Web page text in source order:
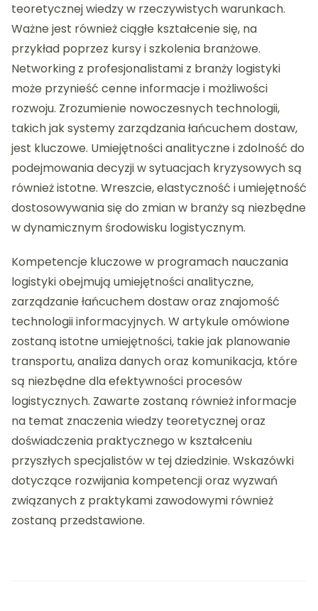
teoretycznej wiedzy w rzeczywistych warunkach.
Ważne jest również ciągłe kształcenie się, na
przykład poprzez kursy i szkolenia branżowe.
Networking z profesjonalistami z branży logistyki
może przynieść cenne informacje i możliwości
rozwoju. Zrozumienie nowoczesnych technologii,
takich jak systemy zarządzania łańcuchem dostaw,
jest kluczowe. Umiejętności analityczne i zdolność do
podejmowania decyzji w sytuacjach kryzysowych są
również istotne. Wreszcie, elastyczność i umiejętność
dostosowywania się do zmian w branży są niezbędne
w dynamicznym środowisku logistycznym.
Kompetencje kluczowe w programach nauczania
logistyki obejmują umiejętności analityczne,
zarządzanie łańcuchem dostaw oraz znajomość
technologii informacyjnych. W artykule omówione
zostaną istotne umiejętności, takie jak planowanie
transportu, analiza danych oraz komunikacja, które
są niezbędne dla efektywności procesów
logistycznych. Zawarte zostaną również informacje
na temat znaczenia wiedzy teoretycznej oraz
doświadczenia praktycznego w kształceniu
przyszłych specjalistów w tej dziedzinie. Wskazówki
dotyczące rozwijania kompetencji oraz wyzwań
związanych z praktykami zawodowymi również
zostaną przedstawione.